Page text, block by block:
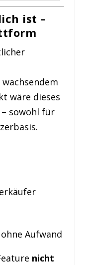
ist –
wäre dieses
– sowohl für
Aufwand
nicht